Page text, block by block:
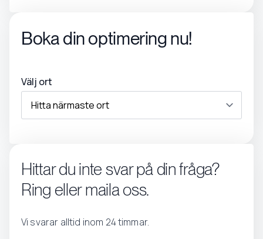
Boka din optimering nu!
Välj ort
Hittar du inte svar på din fråga?
Ring eller maila oss.
Vi svarar alltid inom 24 timmar.